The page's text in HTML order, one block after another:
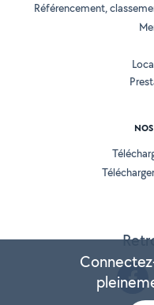
Référencement,